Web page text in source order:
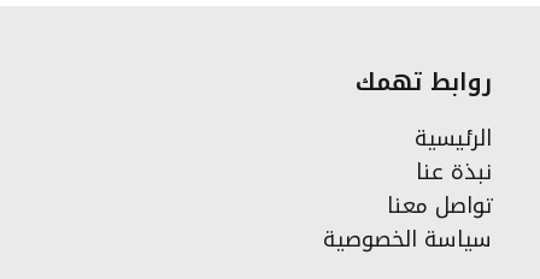
روابط تهمك
الرئيسية
نبذة عنا
تواصل معنا
سياسة الخصوصية